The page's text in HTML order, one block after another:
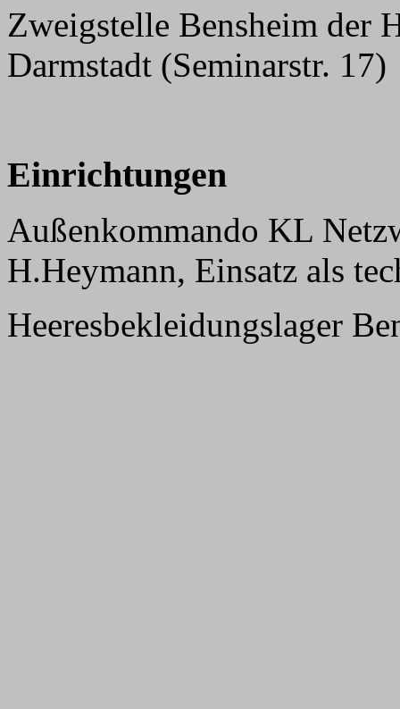
Zweigstelle Bensheim der
Darmstadt (Seminarstr. 17)
Einrichtungen
Außenkommando KL
H.Heymann, Einsatz als
Heeresbekleidungslager